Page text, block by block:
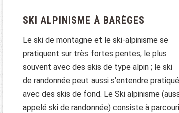
SKI ALPINISME À BARÈGES
Le ski de montagne et le ski-alpinisme se
pratiquent sur très fortes pentes, le plus
souvent avec des skis de type alpin ; le ski
de randonnée peut aussi s’entendre pratiqué
avec des skis de fond. Le Ski alpinisme
appelé ski de randonnée) consiste à